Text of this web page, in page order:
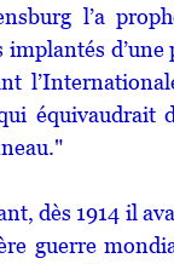
l’a
d’une
équivaudrait
dès 1914 il
guerre